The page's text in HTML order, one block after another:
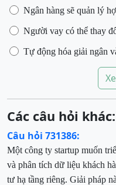
Ngân hàng sẽ quản lý
Người vay có thể thay
Tự động hóa giải ngân
Các câu hỏi khác:
Câu hỏi 731386:
Một công ty startup muốn
và phân tích dữ liệu khách
tư hạ tầng riêng. Giải pháp